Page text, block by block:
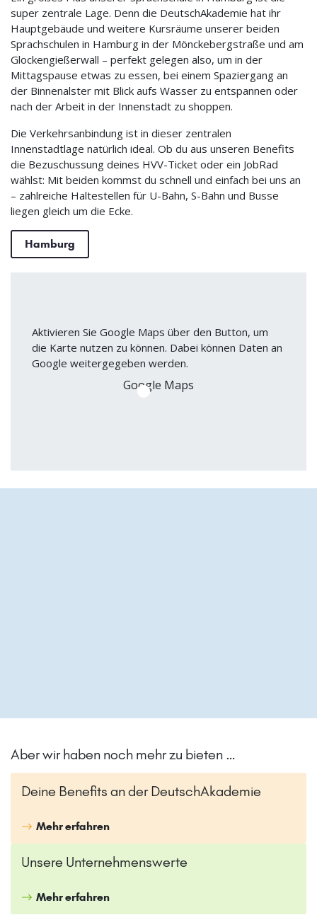
super zentrale Lage. Denn die DeutschAkademie hat ihr
Hauptgebäude und weitere Kursräume unserer beiden
Sprachschulen in Hamburg in der Mönckebergstraße und am
Glockengießerwall – perfekt gelegen also, um in der
Mittagspause etwas zu essen, bei einem Spaziergang an
der Binnenalster mit Blick aufs Wasser zu entspannen oder
nach der Arbeit in der Innenstadt zu shoppen.
Die Verkehrsanbindung ist in dieser zentralen
Innenstadtlage natürlich ideal. Ob du aus unseren Benefits
die Bezuschussung deines HVV-Ticket oder ein JobRad
wählst: Mit beiden kommst du schnell und einfach bei uns an
– zahlreiche Haltestellen für U-Bahn, S-Bahn und Busse
liegen gleich um die Ecke.
Hamburg
Aktivieren Sie Google Maps über den Button, um
die Karte nutzen zu können. Dabei können Daten an
Google weitergegeben werden.
Google Maps
Aber wir haben noch mehr zu bieten …
Deine Benefits an der DeutschAkademie
Mehr erfahren
Unsere Unternehmenswerte
Mehr erfahren